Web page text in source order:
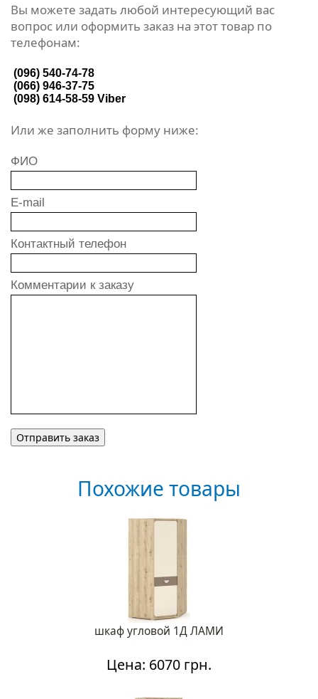
Вы можете задать любой интересующий вас
вопрос или оформить заказ на этот товар по
телефонам:
(096) 540-74-78
(066) 946-37-75
(098) 614-58-59 Viber
Или же заполнить форму ниже:
ФИО
E-mail
Контактный телефон
Комментарии к заказу
Похожие товары
шкаф угловой 1Д ЛАМИ
Цена: 6070 грн.